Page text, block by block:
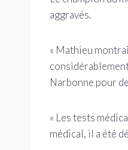
aggravés.
« Mathieu
Narbonne pour
« Les tests
médical, il a été